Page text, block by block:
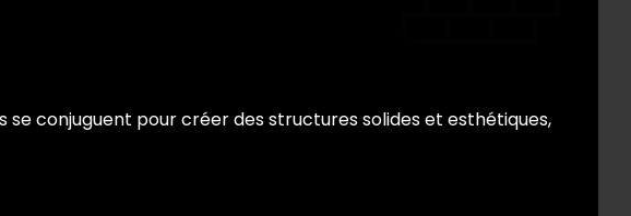
conjuguent pour créer des structures solides et esthétiques,